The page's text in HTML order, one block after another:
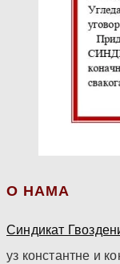
О НАМА
Синдикат
уз константне и